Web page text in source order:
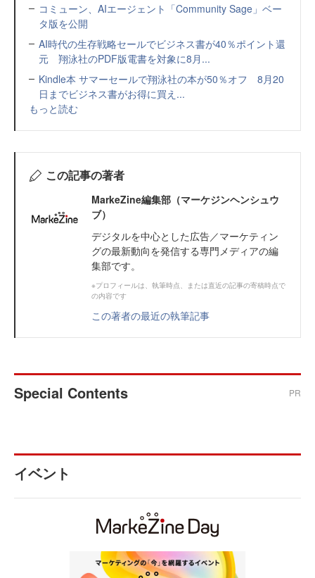
コミューン、AIエージェント「Community Sage」ベー
タ版を公開
AI時代の生存戦略セールでビジネス書が40％ポイント還
元 翔泳社のPDF版電書を対象に8月...
Kindle本 サマーセールで翔泳社の本が50％オフ 8月20
日までビジネス書がお得に買え...
もっと読む
この記事の著者
MarkeZine編集部（マーケジンヘンシュウ
ブ）
デジタルを中心とした広告／マーケティン
グの最新動向を発信する専門メディアの編
集部です。
※プロフィールは、執筆時点、または直近の記事の寄稿時点で
の内容です
この著者の最近の執筆記事
Special Contents PR
イベント